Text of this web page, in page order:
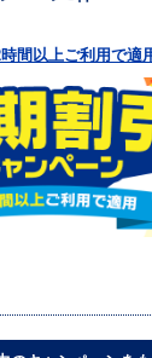
間以上ご利用で適用